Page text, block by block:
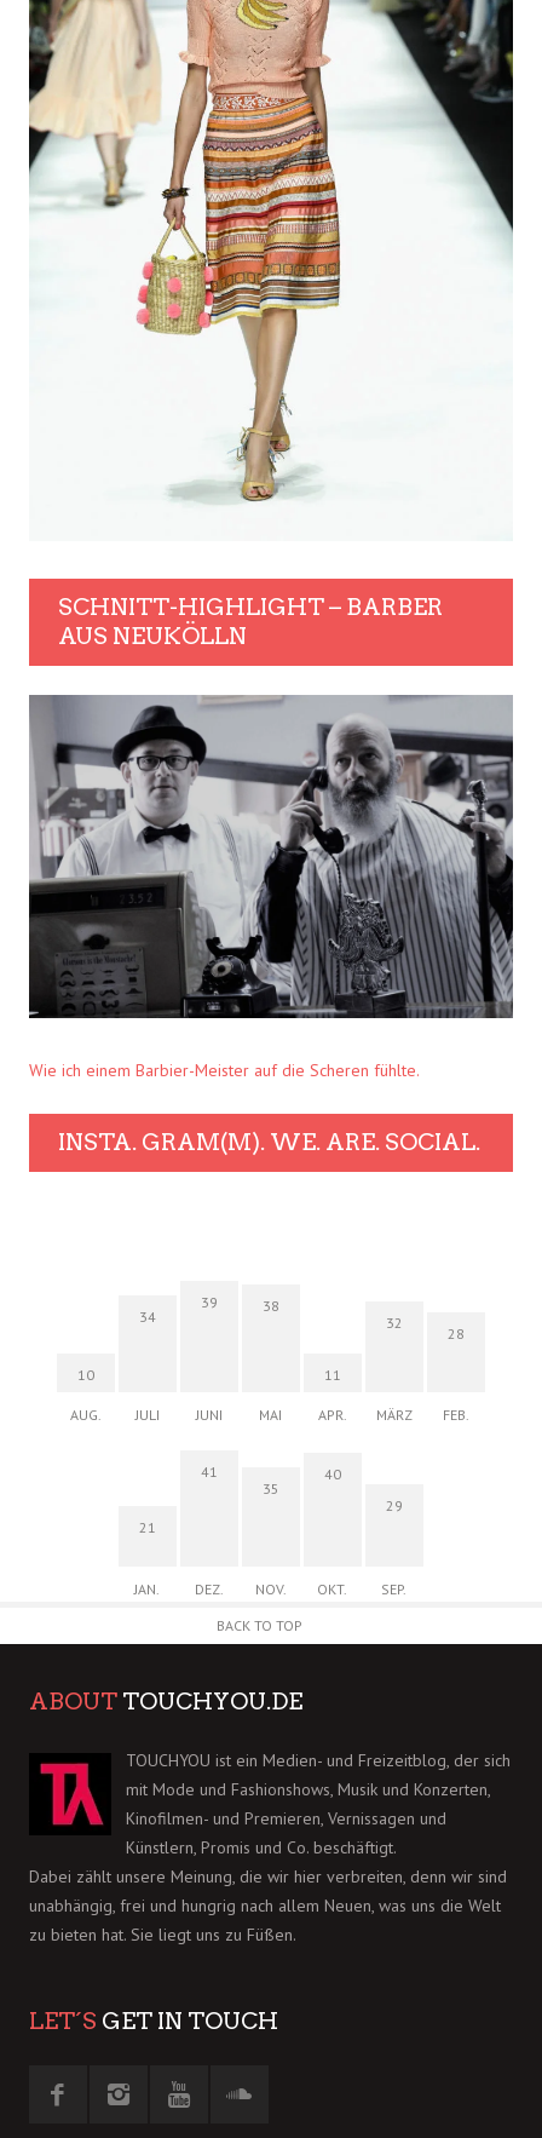
SCHNITT-HIGHLIGHT – BARBER
AUS NEUKÖLLN
Wie ich einem Barbier-Meister auf die Scheren fühlte.
INSTA. GRAM(M). WE. ARE. SOCIAL.
10
AUG.
34
JULI
39
JUNI
38
MAI
11
APR.
32
MÄRZ
28
FEB.
21
JAN.
41
DEZ.
35
NOV.
40
OKT.
29
SEP.
BACK TO TOP
ABOUT TOUCHYOU.DE
TOUCHYOU ist ein Medien- und Freizeitblog, der sich
mit Mode und Fashionshows, Musik und Konzerten,
Kinofilmen- und Premieren, Vernissagen und
Künstlern, Promis und Co. beschäftigt.
Dabei zählt unsere Meinung, die wir hier verbreiten, denn wir sind
unabhängig, frei und hungrig nach allem Neuen, was uns die Welt
zu bieten hat. Sie liegt uns zu Füßen.
LET´S GET IN TOUCH